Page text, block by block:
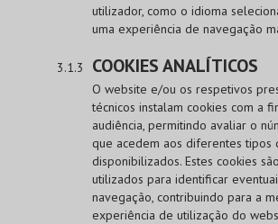
utilizador, como o idioma
uma experiência de navegação
COOKIES ANALÍTICOS
O website e/ou os respetivos
técnicos instalam cookies com a
audiência, permitindo avaliar o
que acedem aos diferentes tipos
disponibilizados. Estes cookies
utilizados para identificar
navegação, contribuindo para a
experiência de utilização do